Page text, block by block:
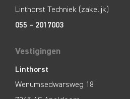
Linthorst Techniek (zakelijk)
055 – 2017003
Vestigingen
Linthorst
Wenumsedwarsweg 18